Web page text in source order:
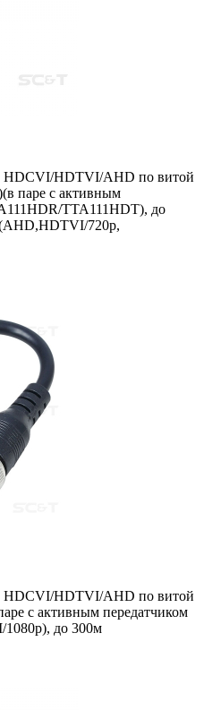
HDCVI/HDTVI/AHD по витой
паре с активным
TTA111HDT), до
720p,
HDCVI/HDTVI/AHD по витой
с активным передатчиком
до 300м